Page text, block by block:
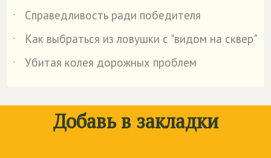
˙
Справедливость ради победителя
˙
Как выбраться из ловушки с "видом на сквер"
˙
Убитая колея дорожных проблем
Добавь в закладки